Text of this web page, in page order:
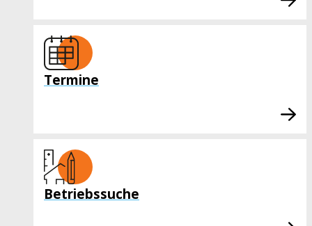
Termine
Betriebssuche